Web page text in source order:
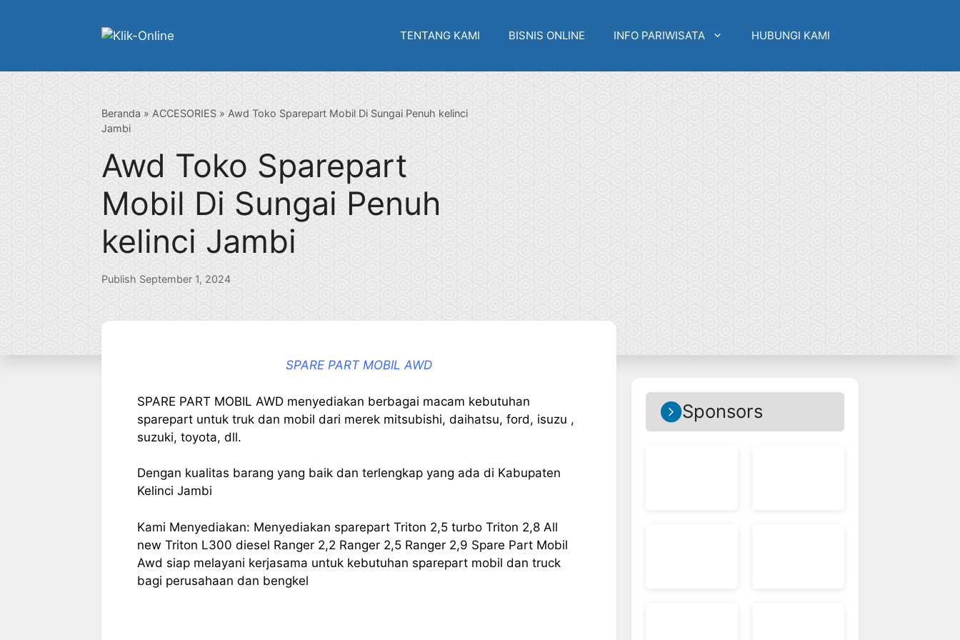
TENTANG KAMI BISNIS ONLINE INFO PARIWISATA HUBUNGI KAMI
Beranda » ACCESORIES » Awd Toko Sparepart Mobil Di Sungai Penuh kelinci
Jambi
Awd Toko Sparepart
Mobil Di Sungai Penuh
kelinci Jambi
Publish September 1, 2024
SPARE PART MOBIL AWD
SPARE PART MOBIL AWD menyediakan berbagai macam kebutuhan
sparepart untuk truk dan mobil dari merek mitsubishi, daihatsu, ford, isuzu ,
suzuki, toyota, dll.
Dengan kualitas barang yang baik dan terlengkap yang ada di Kabupaten
Kelinci Jambi
Kami Menyediakan: Menyediakan sparepart Triton 2,5 turbo Triton 2,8 All
new Triton L300 diesel Ranger 2,2 Ranger 2,5 Ranger 2,9 Spare Part Mobil
Awd siap melayani kerjasama untuk kebutuhan sparepart mobil dan truck
bagi perusahaan dan bengkel
Sponsors